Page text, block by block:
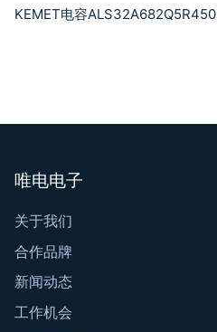
KEMET电容ALS32A682Q5R450
唯电电子
关于我们
合作品牌
新闻动态
工作机会